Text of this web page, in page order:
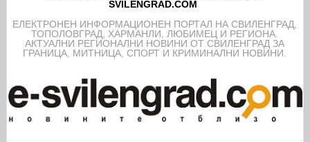
SVILENGRAD.COM
EЛЕКТРОНЕН ИНФОРМАЦИОНЕН ПОРТАЛ НА СВИЛЕНГРАД,
ТОПОЛОВГРАД, ХАРМАНЛИ, ЛЮБИМЕЦ И РЕГИОНА.
АКТУАЛНИ РЕГИОНАЛНИ НОВИНИ ОТ СВИЛЕНГРАД ЗА
ГРАНИЦА, МИТНИЦА, СПОРТ И КРИМИНАЛНИ НОВИНИ.